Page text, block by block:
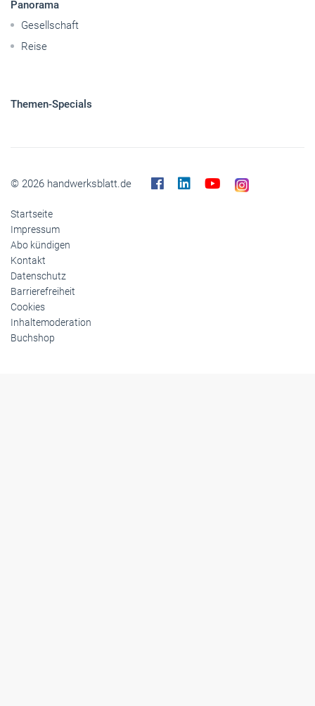
Panorama
Gesellschaft
Reise
Themen-Specials
© 2026 handwerksblatt.de
Startseite
Impressum
Abo kündigen
Kontakt
Datenschutz
Barrierefreiheit
Cookies
Inhaltemoderation
Buchshop